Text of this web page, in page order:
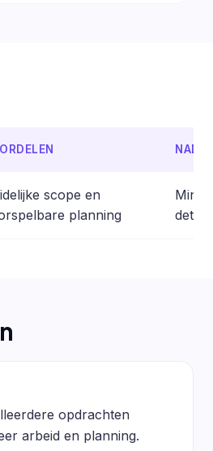
scope en
planning
opdrachten
arbeid en planning.